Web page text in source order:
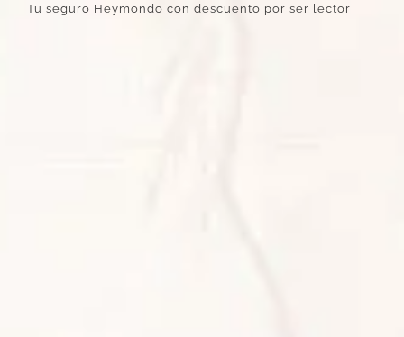
Tu seguro Heymondo con descuento por ser lector